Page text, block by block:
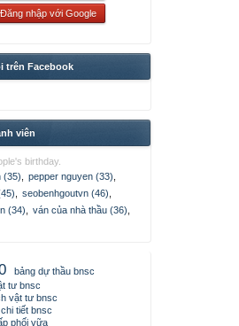
Đăng nhập với Google
trên Facebook
viên
birthday.
(35)
pepper nguyen (33)
seobenhgoutvn (46)
(34)
ván của nhà thầu (36)
bảng dự thầu bnsc
tư bnsc
vật tư bnsc
tiết bnsc
phối vữa